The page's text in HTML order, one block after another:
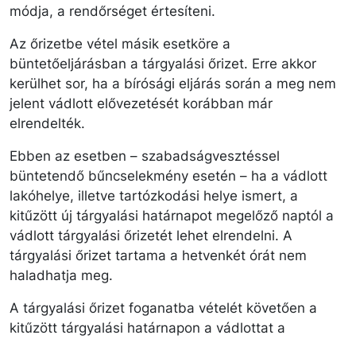
módja, a rendőrséget értesíteni.
Az őrizetbe vétel másik esetköre a
büntetőeljárásban a tárgyalási őrizet. Erre akkor
kerülhet sor, ha a bírósági eljárás során a meg nem
jelent vádlott elővezetését korábban már
elrendelték.
Ebben az esetben – szabadságvesztéssel
büntetendő bűncselekmény esetén – ha a vádlott
lakóhelye, illetve tartózkodási helye ismert, a
kitűzött új tárgyalási határnapot megelőző naptól a
vádlott tárgyalási őrizetét lehet elrendelni. A
tárgyalási őrizet tartama a hetvenkét órát nem
haladhatja meg.
A tárgyalási őrizet foganatba vételét követően a
kitűzött tárgyalási határnapon a vádlottat a